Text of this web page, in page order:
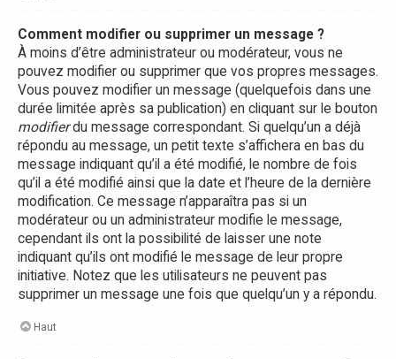
Comment modifier ou supprimer un message ?
À moins d’être administrateur ou modérateur, vous ne
pouvez modifier ou supprimer que vos propres messages.
Vous pouvez modifier un message (quelquefois dans une
durée limitée après sa publication) en cliquant sur le bouton
modifierdu message correspondant. Si quelqu’un a déjà
répondu au message, un petit texte s’affichera en bas du
message indiquant qu’il a été modifié, le nombre de fois
qu’il a été modifié ainsi que la date et l’heure de la dernière
modification. Ce message n’apparaîtra pas si un
modérateur ou un administrateur modifie le message,
cependant ils ont la possibilité de laisser une note
indiquant qu’ils ont modifié le message de leur propre
initiative. Notez que les utilisateurs ne peuvent pas
supprimer un message une fois que quelqu’un y a répondu.
Haut